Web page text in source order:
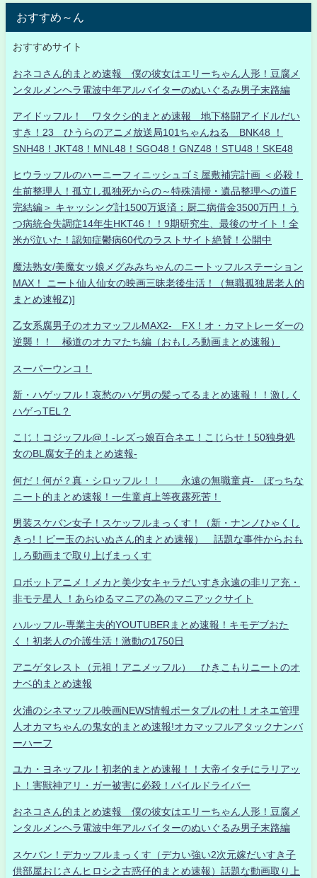
おすすめ～ん
おすすめサイト
おネコさん的まとめ速報 僕の彼女はエリーちゃん人形！豆腐メ
ンタルメンヘラ電波中年アルバイターのぬいぐるみ男子末路編
アイドッフル！ ワタクシ的まとめ速報 地下格闘アイドルだい
すき！23 ひうらのアニメ放送局101ちゃんねる BNK48 ！
SNH48！JKT48！MNL48！SGO48！GNZ48！STU48！SKE48
ヒウラッフルのハーニーフィニッシュゴミ屋敷補完計画 ＜必殺！
生前整理人！孤立し孤独死からの～特殊清掃・遺品整理への道F
完結編＞ キャッシング計1500万返済：厨二病借金3500万円！う
つ病統合失調症14年生HKT46！！9期研究生、最後のサイト！全
米が泣いた！認知症鬱病60代のラストサイト絶賛！公開中
魔法熟女/美魔女ッ娘メグみみちゃんのニートッフルステーション
MAX！ ニート仙人仙女の映画三昧老後生活！（無職孤独居老人的
まとめ速報Z)]
乙女系腐男子のオカマッフルMAX2- FX！オ・カマトレーダーの
逆襲！！ 極道のオカマたち編（おもしろ動画まとめ速報）
スーパーウンコ！
新・ハゲッフル！哀愁のハゲ男の髪ってるまとめ速報！！激しく
ハゲっTEL？
こじ！コジッフル@！-レズっ娘百合ネエ！こじらせ！50独身処
女のBL腐女子的まとめ速報-
何だ！何が？真・シロッフル！！ 永遠の無職童貞- ぼっちな
ニート的まとめ速報！一生童貞上等夜露死苦！
男装スケバン女子！スケッフルまっくす！（新・ナンノひゃくし
きっ!！ビー玉のおいぬさん的まとめ速報） 話題な事件からおも
しろ動画まで取り上げまっくす
ロボットアニメ！メカと美少女キャラだいすき永遠の非リア充・
非モテ星人 ！あらゆるマニアの為のマニアックサイト
ハルッフル-専業主夫的YOUTUBERまとめ速報！キモデブおた
く！初老人の介護生活！激動の1750日
アニゲタレスト（元祖！アニメッフル） ひきこもりニートのオ
ナベ的まとめ速報
火浦のシネマッフル映画NEWS情報ポータブルの杜！オネエ管理
人オカマちゃんの鬼女的まとめ速報!オカマッフルアタックナンバ
ーハーフ
ユカ・ヨネッフル！初老的まとめ速報！！大帝イタチにラリアッ
ト！害獣神アリ・ガー被害に必殺！パイルドライバー
おネコさん的まとめ速報 僕の彼女はエリーちゃん人形！豆腐メ
ンタルメンヘラ電波中年アルバイターのぬいぐるみ男子末路編
スケバン！デカッフルまっくす（デカい強い2次元嫁だいすき子
供部屋おじさんヒロシ之古惑仔的まとめ速報）話題な動画取り上